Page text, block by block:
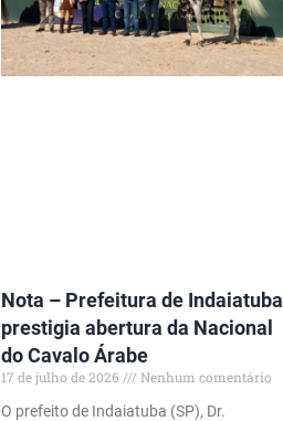
Nota – Prefeitura de Indaiatuba
prestigia abertura da Nacional
do Cavalo Árabe
17 de julho de 2026
Nenhum comentário
O prefeito de Indaiatuba (SP), Dr.